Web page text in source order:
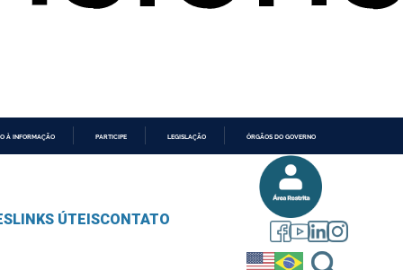
À INFORMAÇÃO PARTICIPE LEGISLAÇÃO ÓRGÃOS DO GOVERNO
LINKS ÚTEISCONTATO